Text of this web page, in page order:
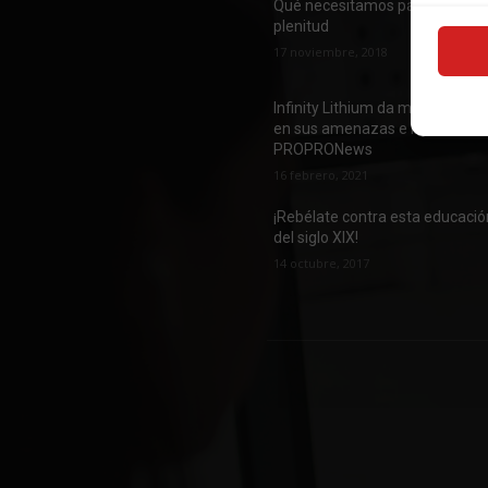
Qué necesitamos para vivir en
plenitud
17 noviembre, 2018
Infinity Lithium da marcha atrás
en sus amenazas e injurias a
PROPRONews
16 febrero, 2021
¡Rebélate contra esta
del siglo XIX!
14 octubre, 2017